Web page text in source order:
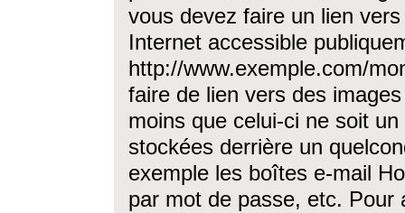
vous devez faire un lien
Internet accessible
http://www.exemple.com/
faire de lien vers des
moins que celui-ci ne soit
stockées derrière un
exemple les boîtes e-mail
par mot de passe, etc. Pour